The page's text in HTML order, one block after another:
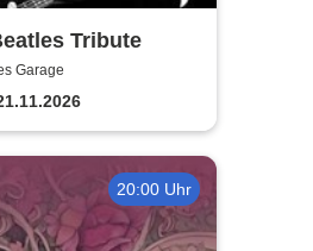
Tribute
Garage
20:00 Uhr